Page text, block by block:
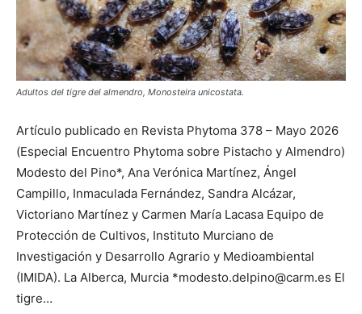
Adultos del tigre del almendro, Monosteira unicostata.
Artículo publicado en Revista Phytoma 378 – Mayo 2026
(Especial Encuentro Phytoma sobre Pistacho y Almendro)
Modesto del Pino*, Ana Verónica Martínez, Ángel
Campillo, Inmaculada Fernández, Sandra Alcázar,
Victoriano Martínez y Carmen María Lacasa Equipo de
Protección de Cultivos, Instituto Murciano de
Investigación y Desarrollo Agrario y Medioambiental
(IMIDA). La Alberca, Murcia *modesto.delpino@carm.es El
tigre…